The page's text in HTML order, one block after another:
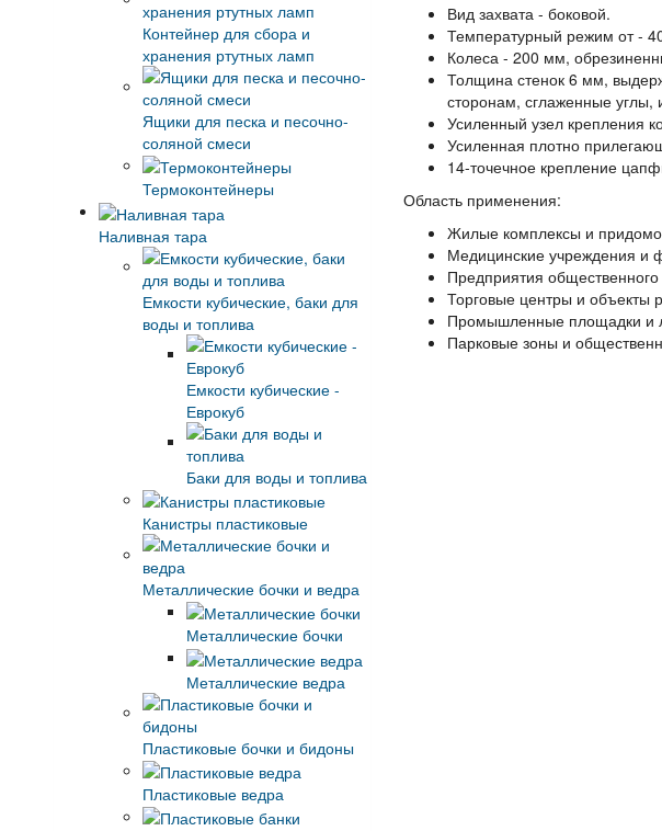
Контейнер для сбора и
хранения ртутных ламп
Ящики для песка и песочно-
соляной смеси
Термоконтейнеры
Наливная тара
Емкости кубические, баки для
воды и топлива
Емкости кубические -
Еврокуб
Баки для воды и топлива
Канистры пластиковые
Металлические бочки и ведра
Металлические бочки
Металлические ведра
Пластиковые бочки и бидоны
Пластиковые ведра
Вид захвата - боковой.
Температурный режим от -
Колеса - 200 мм,
Толщина стенок 6 мм,
сторонам, сглаженные углы,
Усиленный узел крепления
Усиленная плотно
14-точечное крепление
Область применения:
Жилые комплексы и
Медицинские учреждения и
Предприятия
Торговые центры и объекты
Промышленные площадки и
Парковые зоны и